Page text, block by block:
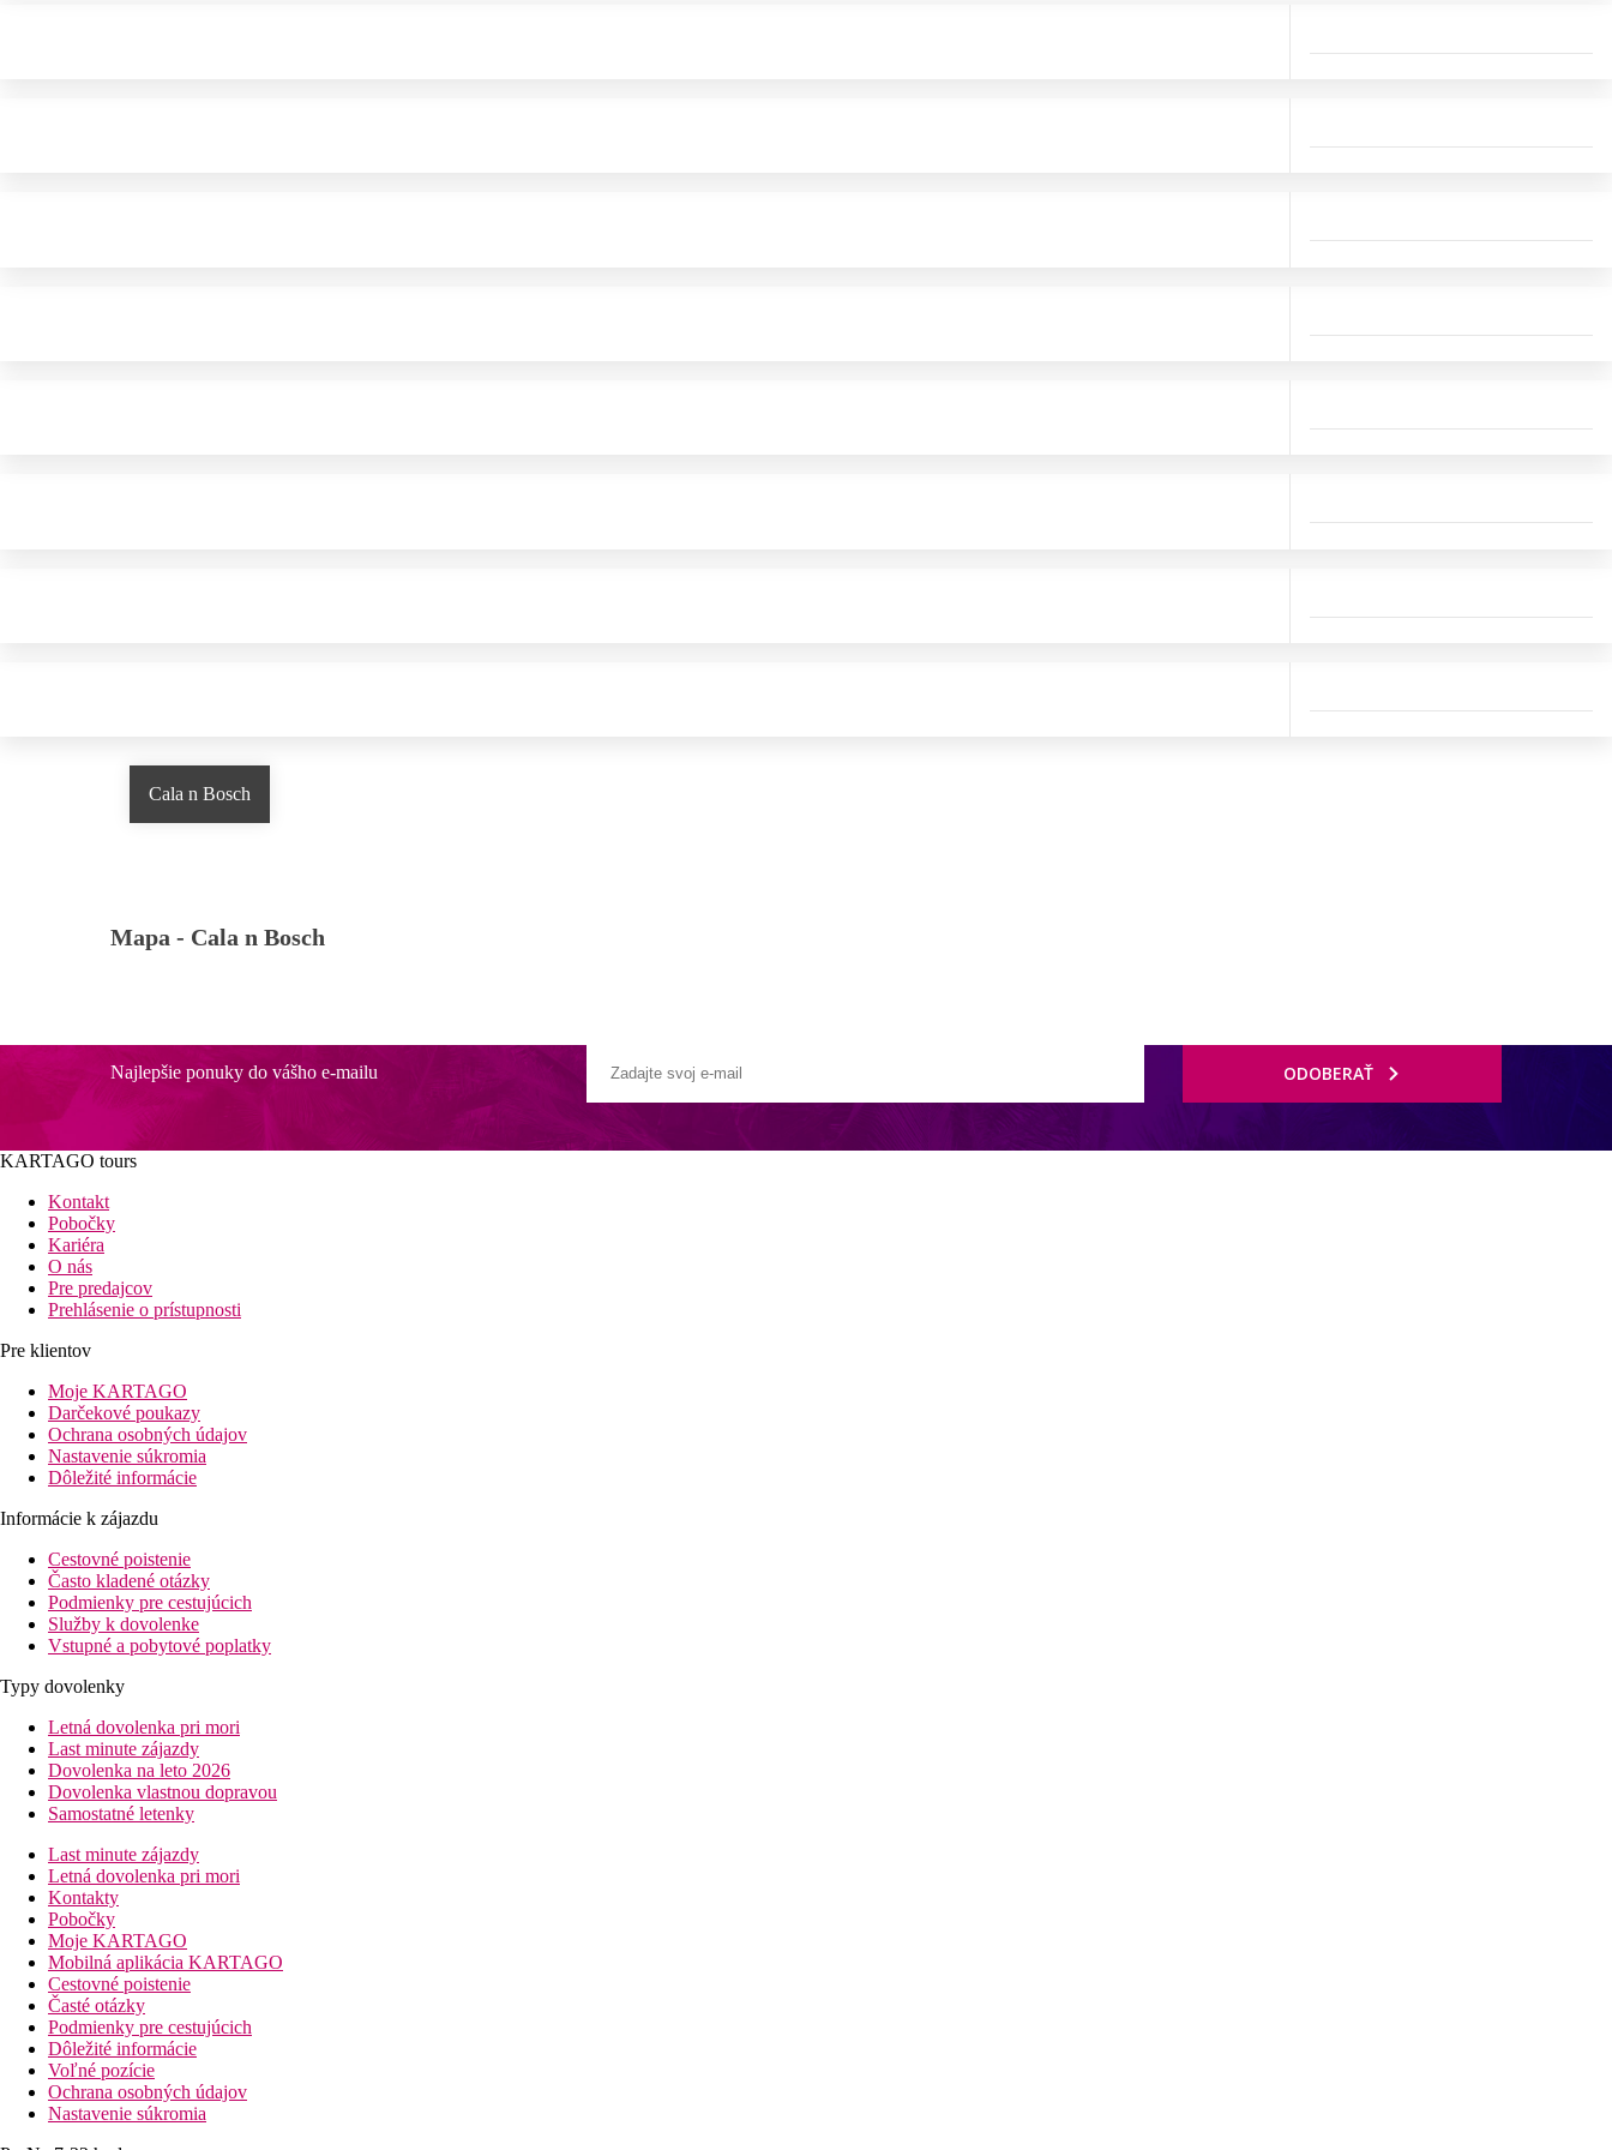
Cala n Bosch
Mapa - Cala n Bosch
Najlepšie ponuky do vášho e-mailu ODOBERAŤ
KARTAGO tours
Kontakt
Pobočky
Kariéra
O nás
Pre predajcov
Prehlásenie o prístupnosti
Pre klientov
Moje KARTAGO
Darčekové poukazy
Ochrana osobných údajov
Nastavenie súkromia
Dôležité informácie
Informácie k zájazdu
Cestovné poistenie
Často kladené otázky
Podmienky pre cestujúcich
Služby k dovolenke
Vstupné a pobytové poplatky
Typy dovolenky
Letná dovolenka pri mori
Last minute zájazdy
Dovolenka na leto 2026
Dovolenka vlastnou dopravou
Samostatné letenky
Last minute zájazdy
Letná dovolenka pri mori
Kontakty
Pobočky
Moje KARTAGO
Mobilná aplikácia KARTAGO
Cestovné poistenie
Časté otázky
Podmienky pre cestujúcich
Dôležité informácie
Voľné pozície
Ochrana osobných údajov
Nastavenie súkromia